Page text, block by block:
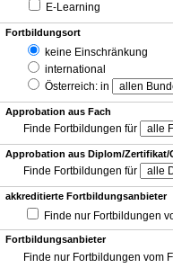
E-Learning
Fortbildungsort
keine Einschränkung
international
Österreich: in
Approbation aus Fach
Finde Fortbildungen für
Approbation aus Diplom/Zertifikat/
Finde Fortbildungen für
akkreditierte Fortbildungsanbieter
Finde nur Fortbildungen
Fortbildungsanbieter
Finde nur Fortbildungen vom